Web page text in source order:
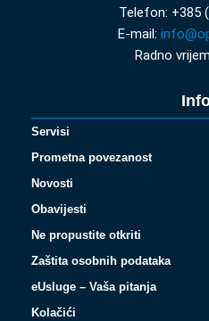
Telefon: +385
E-mail:
Radno
Servisi
Prometna povezanost
Novosti
Obavijesti
Ne propustite otkriti
Zaštita osobnih podataka
eUsluge – Vaša pitanja
Kolačići